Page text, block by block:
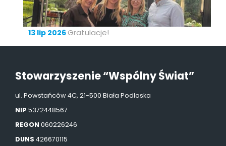
13 lip 2026 Gratulacje!
Stowarzyszenie “Wspólny Świat”
ul. Powstańców 4C, 21-500 Biała Podlaska
NIP 5372448567
REGON 060226246
DUNS 426670115